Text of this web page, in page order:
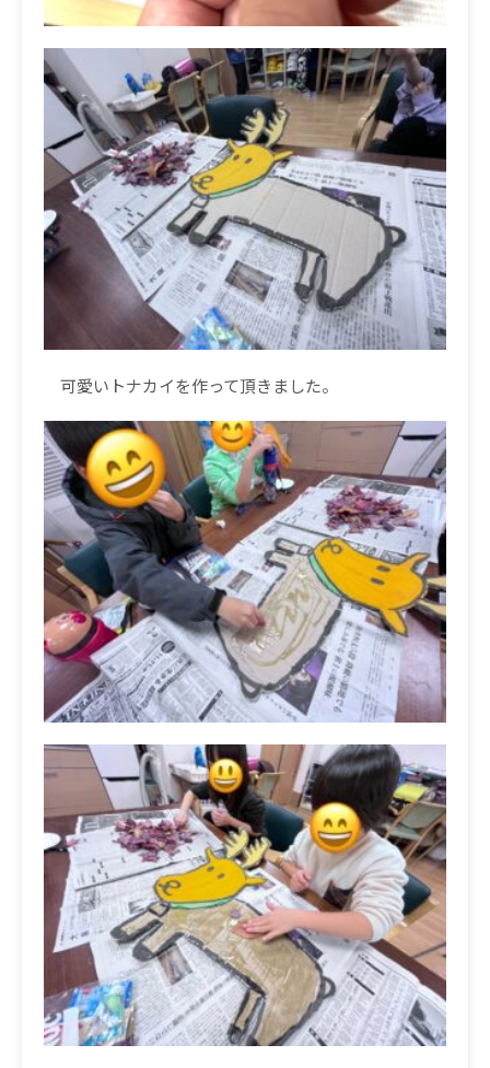
可愛いトナカイを作って頂きました。